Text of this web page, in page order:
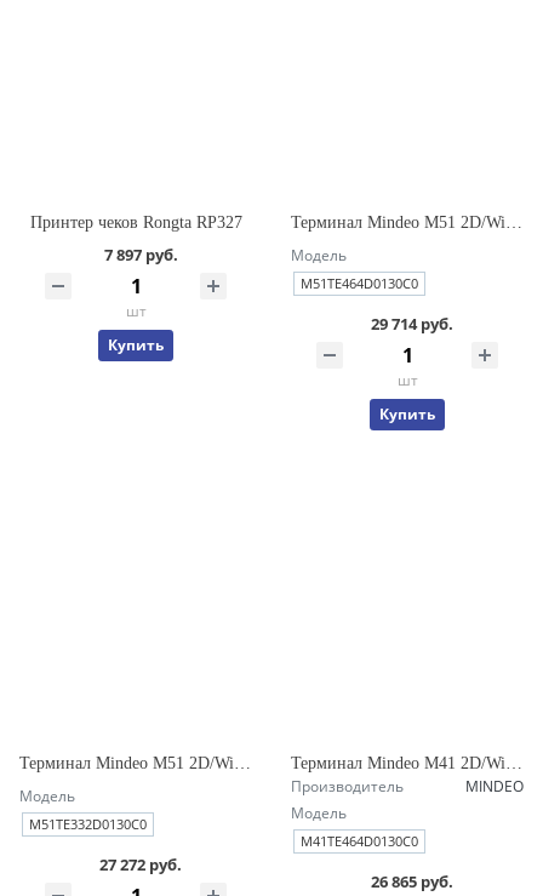
Принтер чеков Rongta RP327
7 897 руб.
шт
Купить
Терминал Mindeo M51 2D/WiFi/LTE/4/64Gb/C/5000mAh/USB/EU/ремень
Модель
M51TE464D0130C0
29 714 руб.
шт
Купить
Модель
M51TE332D0130C0
27 272 руб.
Производитель
MINDEO
Модель
M41TE464D0130C0
26 865 руб.